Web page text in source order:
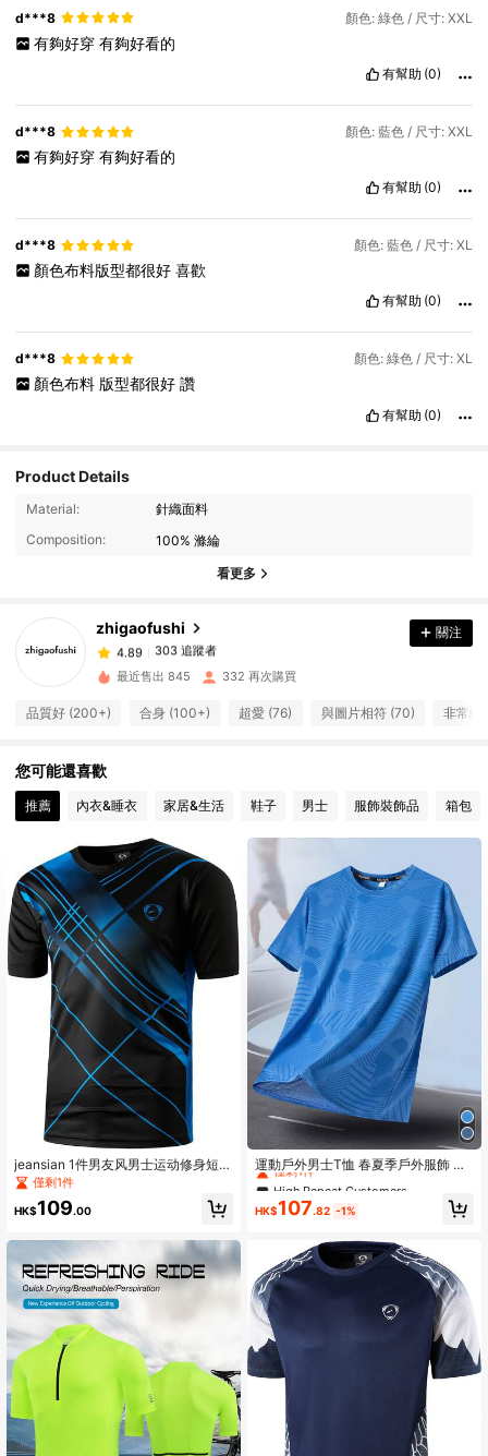
d***8 顏色: 綠色 / 尺寸: XXL
有夠好穿 有夠好看的
有幫助 (0)
d***8 顏色: 藍色 / 尺寸: XXL
有夠好穿 有夠好看的
有幫助 (0)
d***8 顏色: 藍色 / 尺寸: XL
顏色布料版型都很好 喜歡
有幫助 (0)
d***8 顏色: 綠色 / 尺寸: XL
顏色布料 版型都很好 讚
有幫助 (0)
Product Details
Material:
針織面料
Composition:
100% 滌綸
看更多
zhigaofushi
303 追蹤者
303 追蹤者
4.89
4.89 303 追蹤者
4.89 303 追蹤者
4.89 303 追蹤者
4.89 303 追蹤者
關注
最近售出 845 332 再次購買
品質好 (200+) 合身 (100+) 超愛 (76) 與圖片相符 (70) 非常酷
您可能還喜歡
推薦 內衣&睡衣 家居&生活 鞋子 男士 服飾裝飾品 箱包
jeansian 1件男友风男士运动修身短袖
T恤，适合网球、高尔夫、保龄球、羽
毛球、跑步等运动，速干面料，LSL1
33黑色，夏季运动款
僅剩1件
HK$109.00
運動戶外男士T恤 春夏季戶外服飾 運
動上衣 短袖 日常休閒 慢跑健身 舒適
寬鬆網球衫
High Repeat Customers
僅剩1件
High Repeat Customers
僅剩1件
High Repeat Customers
僅剩1件
High Repeat Customers
HK$107.82 -1%